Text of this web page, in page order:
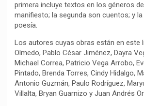
primera incluye textos en los géneros
manifiesto; la segunda son cuentos; y
poesía.
Los autores cuyas obras están en este
Olmedo, Pablo César Jiménez, Dayra
Michael Correa, Patricio Vega Arrobo,
Pintado, Brenda Torres, Cindy Hidalgo,
Antonio Guzmán, Paulo Rodríguez,
Villalta, Bryan Guarnizo y Juan Andrés